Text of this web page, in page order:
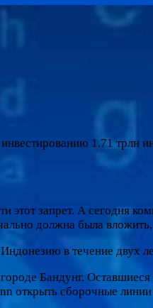
1.71 трлн
этот запрет. А сегодня
должна была вложить,
в течение двух
Бандунг.
открыть сборочные